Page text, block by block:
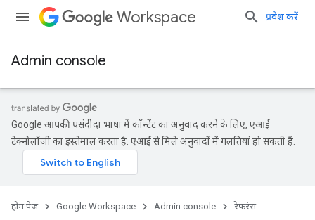
Workspace प्रवेश करें
Admin console
Google आपकी पसंदीदा भाषा में कॉन्टेंट का अनुवाद करने के लिए, एआई
टेक्नोलॉजी का इस्तेमाल करता है. एआई से मिले अनुवादों में गलतियां हो सकती हैं.
होम पेज Google Workspace Admin console रेफ़रंस